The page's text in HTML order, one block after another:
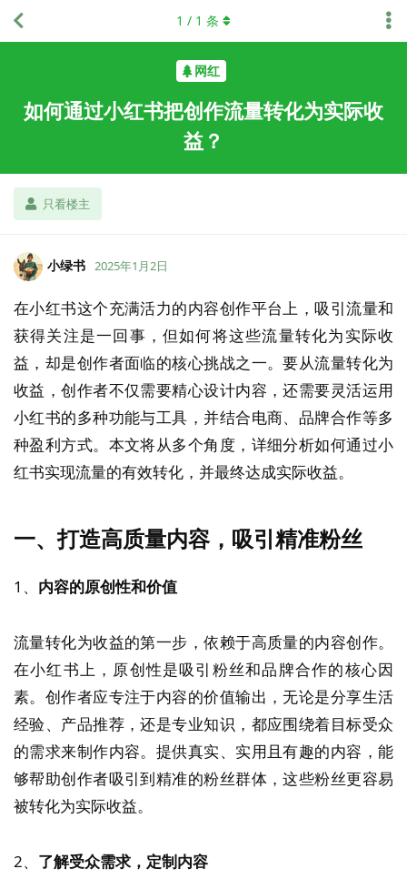
网红
如何通过小红书把创作流量转化为实际收
益？
只看楼主
1 / 1 条
小绿书 2025年1月2日
在小红书这个充满活力的内容创作平台上，吸引流量和
获得关注是一回事，但如何将这些流量转化为实际收
益，却是创作者面临的核心挑战之一。要从流量转化为
收益，创作者不仅需要精心设计内容，还需要灵活运用
小红书的多种功能与工具，并结合电商、品牌合作等多
种盈利方式。本文将从多个角度，详细分析如何通过小
红书实现流量的有效转化，并最终达成实际收益。
一、打造高质量内容，吸引精准粉丝
1、 内容的原创性和价值
流量转化为收益的第一步，依赖于高质量的内容创作。
在小红书上，原创性是吸引粉丝和品牌合作的核心因
素。创作者应专注于内容的价值输出，无论是分享生活
经验、产品推荐，还是专业知识，都应围绕着目标受众
的需求来制作内容。提供真实、实用且有趣的内容，能
够帮助创作者吸引到精准的粉丝群体，这些粉丝更容易
被转化为实际收益。
2、 了解受众需求，定制内容